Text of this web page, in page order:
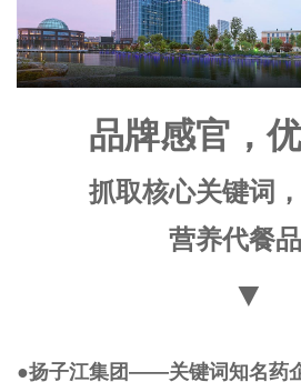
品牌感官，
抓取核心关键词
营养代餐
▼
●扬子江集团——关键词知名药